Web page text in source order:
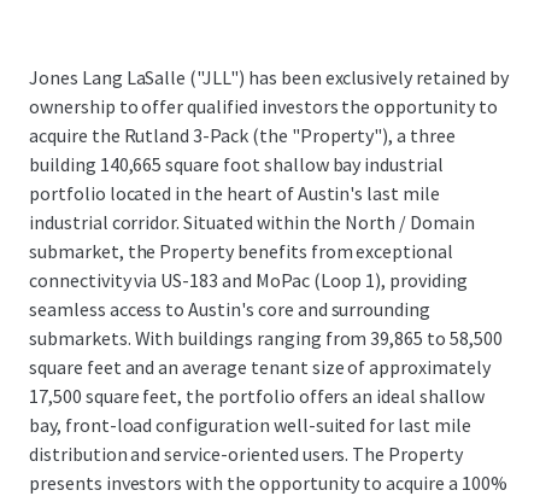
Jones Lang LaSalle ("JLL") has been exclusively retained by
ownership to offer qualified investors the opportunity to
acquire the Rutland 3-Pack (the "Property"), a three
building 140,665 square foot shallow bay industrial
portfolio located in the heart of Austin's last mile
industrial corridor. Situated within the North / Domain
submarket, the Property benefits from exceptional
connectivity via US-183 and MoPac (Loop 1), providing
seamless access to Austin's core and surrounding
submarkets. With buildings ranging from 39,865 to 58,500
square feet and an average tenant size of approximately
17,500 square feet, the portfolio offers an ideal shallow
bay, front-load configuration well-suited for last mile
distribution and service-oriented users. The Property
presents investors with the opportunity to acquire a 100%